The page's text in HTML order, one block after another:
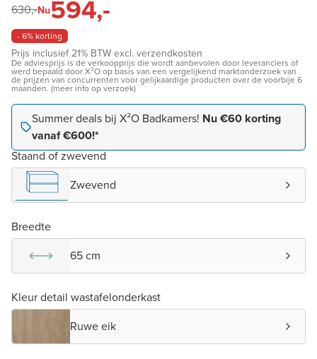
630,-Nu594,-
- 6% korting
Prijs inclusief 21% BTW excl. verzendkosten
De adviesprijs is de verkoopprijs die wordt aanbevolen door leveranciers of
werd bepaald door X²O op basis van een vergelijkend marktonderzoek van
de prijzen van concurrenten voor gelijkaardige producten over de voorbije 6
maanden. (meer info op verzoek)
Summer deals bij X²O Badkamers! Nu €60 korting
vanaf €600!*
Staand of zwevend
Zwevend
Breedte
65 cm
Kleur detail wastafelonderkast
Ruwe eik